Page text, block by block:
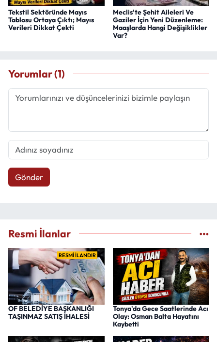
Tekstil Sektöründe Mayıs
Tablosu Ortaya Çıktı; Mayıs
Verileri Dikkat Çekti
Meclis'te Şehit Aileleri Ve
Gaziler İçin Yeni Düzenleme:
Maaşlarda Hangi Değişiklikler
Var?
Yorumlar (1)
Gönder
Resmi İlanlar
RESMİ İLANDIR
OF BELEDİYE BAŞKANLIĞI
TAŞINMAZ SATIŞ İHALESİ
Tonya'da Gece Saatlerinde Acı
Olay: Osman Balta Hayatını
Kaybetti